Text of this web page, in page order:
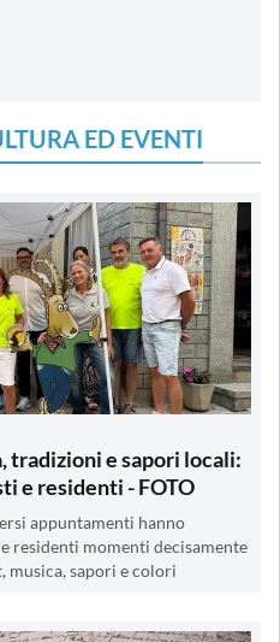
ED EVENTI
tradizioni e sapori locali:
e residenti - FOTO
appuntamenti hanno
residenti momenti decisamente
musica, sapori e colori